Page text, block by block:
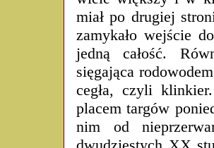
miał po drugiej
zamykało wejście
jedną całość.
sięgająca
cegła, czyli
placem targów
nim od